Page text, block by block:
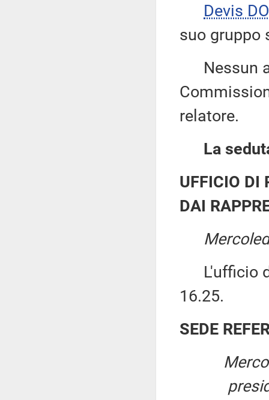
Devis
suo gruppo
Nessun
relatore.
La
UFFICIO DI
DAI
L'ufficio di
16.25.
SEDE